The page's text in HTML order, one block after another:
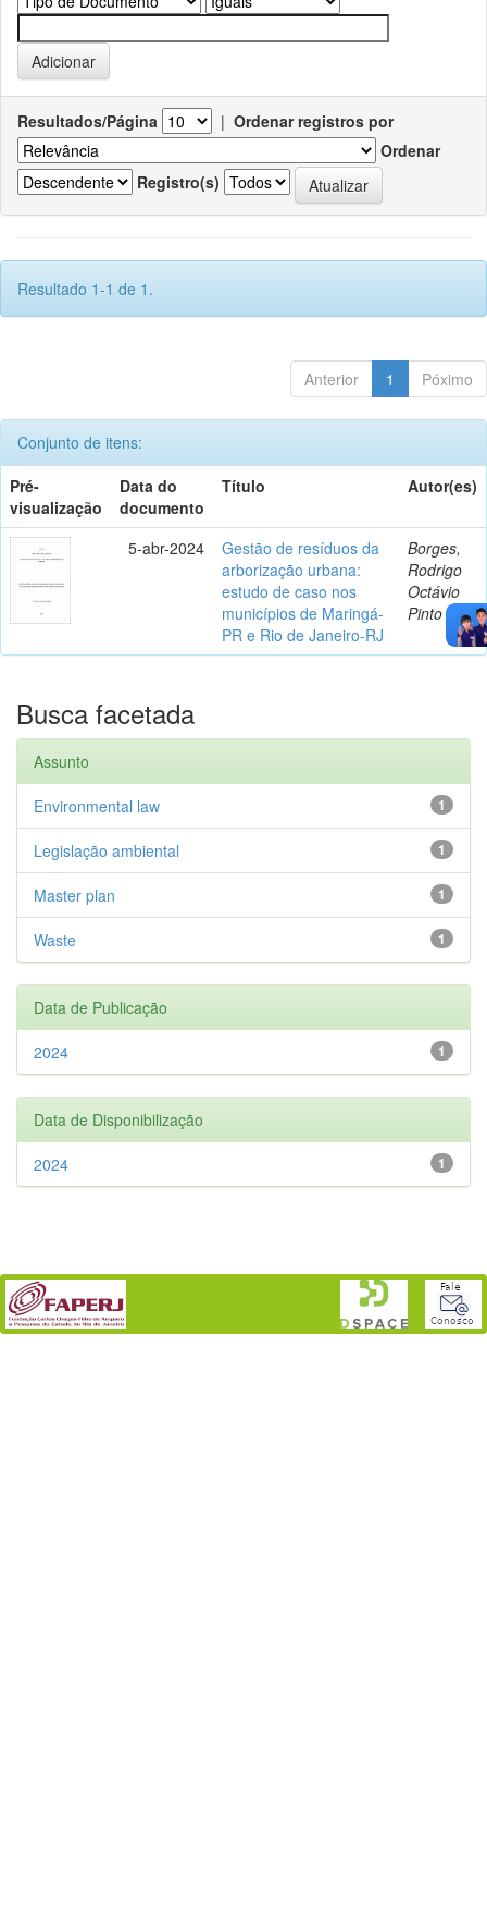
Resultados/Página | Ordenar registros por
Ordenar
Registro(s)
Resultado 1-1 de 1.
Anterior 1 Póximo
Conjunto de itens:
Pré-
visualização
Data do
documento
Título Autor(es)
5-abr-2024
Gestão de resíduos da
arborização urbana:
estudo de caso nos
municípios de Maringá-
PR e Rio de Janeiro-RJ
Borges,
Rodrigo
Octávio
Pinto
Busca facetada
Assunto
1
Environmental law
1
Legislação ambiental
1
Master plan
1
Waste
Data de Publicação
1
2024
Data de Disponibilização
1
2024